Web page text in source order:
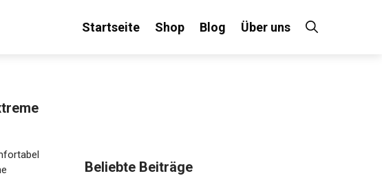
Startseite Shop Blog Über uns
Beliebte Beiträge
bei Decathlon an!